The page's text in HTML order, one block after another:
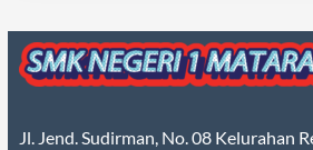
Jl. Jend. Sudirman, No. 08 Kelurahan